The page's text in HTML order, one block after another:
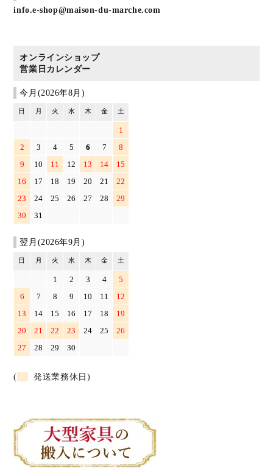
info.e-shop@maison-du-marche.com
オンラインショップ
営業日カレンダー
今月(2026年8月)
日 月 火 水 木 金 土
1
2
3 4 5 6 7
8
9
10 11 12 13 14
15
16
17 18 19 20 21
22
23
24 25 26 27 28
29
30
31
翌月(2026年9月)
日 月 火 水 木 金 土
1 2 3 4
5
6
7 8 9 10 11
12
13
14 15 16 17 18
19
20
21 22 23 24 25
26
27
28 29 30
( 発送業務休日)